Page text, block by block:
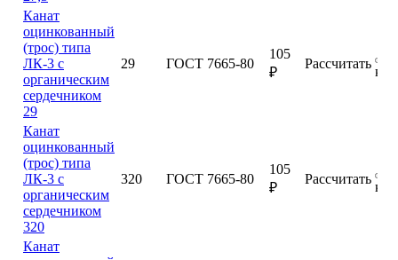
Канат
оцинкованный
(трос) типа
ЛК-3 с
органическим
сердечником
29
29 ГОСТ 7665-80
105
₽
Рассчитать
Канат
оцинкованный
(трос) типа
ЛК-3 с
органическим
сердечником
320
320 ГОСТ 7665-80
105
₽
Рассчитать
Канат